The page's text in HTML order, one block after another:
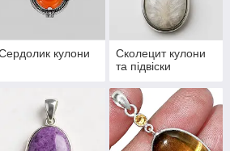
кулони
Сколецит кулони
та підвіски